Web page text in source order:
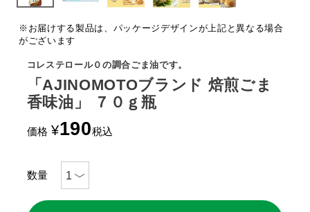
※お届けする製品は、パッケージデザインが上記と異なる場合
がございます
コレステロール０の調合ごま油です。
「AJINOMOTOブランド 焙煎ごま
香味油」 ７０ｇ瓶
価格 ¥190税込